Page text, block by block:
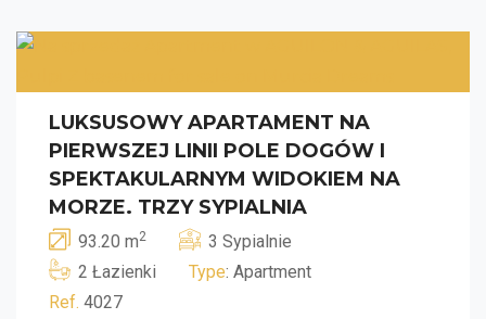
LUKSUSOWY APARTAMENT NA
PIERWSZEJ LINII POLE DOGÓW I
SPEKTAKULARNYM WIDOKIEM NA
MORZE. TRZY SYPIALNIA
93.20 m2
3 Sypialnie
2 Łazienki
Type: Apartment
Ref. 4027